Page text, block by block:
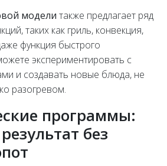
модели также предлагает ряд
таких как гриль, конвекция,
функция быстрого
экспериментировать с
и создавать новые блюда, не
разогревом.
программы:
без